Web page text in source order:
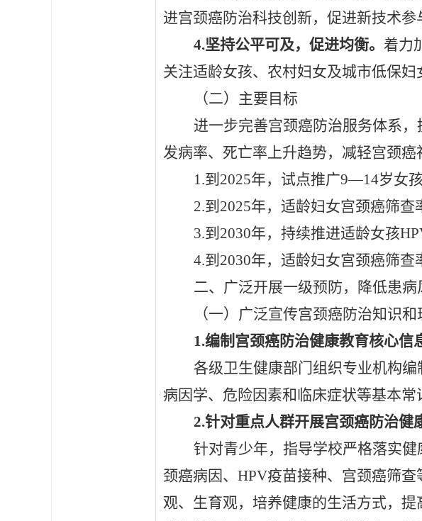
进宫颈癌防治科技创新，促进新技术参
4.坚持公平可及，促进均衡。 着力
关注适龄女孩、农村妇女及城市低保
（二）主要目标
进一步完善宫颈癌防治服务体系
发病率、死亡率上升趋势，减轻宫颈癌
1.到2025年，试点推广9—14岁女
2.到2025年，适龄妇女宫颈癌筛查
3.到2030年，持续推进适龄女孩
4.到2030年，适龄妇女宫颈癌筛查
二、广泛开展一级预防，降低患病
（一）广泛宣传宫颈癌防治知识和
1.编制宫颈癌防治健康教育核心信
各级卫生健康部门组织专业机构
病因学、危险因素和临床症状等基本常
2.针对重点人群开展宫颈癌防治健
针对青少年，指导学校严格落实
颈癌病因、 HPV疫苗接种、宫颈癌筛
观、生育观，培养健康的生活方式，